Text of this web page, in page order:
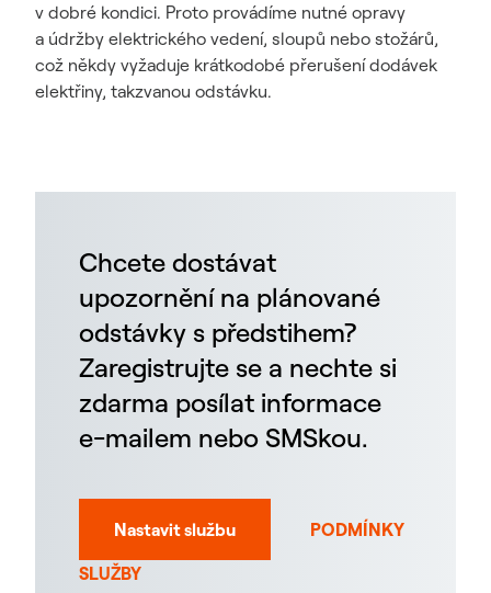
v dobré kondici. Proto provádíme nutné opravy
a údržby elektrického vedení, sloupů nebo stožárů,
což někdy vyžaduje krátkodobé přerušení dodávek
elektřiny, takzvanou odstávku.
Chcete dostávat
upozornění na plánované
odstávky s předstihem?
Zaregistrujte se a nechte si
zdarma posílat informace
e-mailem nebo SMSkou.
Nastavit službu
PODMÍNKY
SLUŽBY